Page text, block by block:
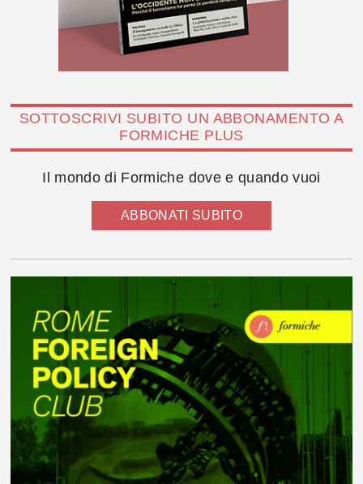
SOTTOSCRIVI SUBITO UN ABBONAMENTO A
FORMICHE PLUS
Il mondo di Formiche dove e quando vuoi
ABBONATI SUBITO